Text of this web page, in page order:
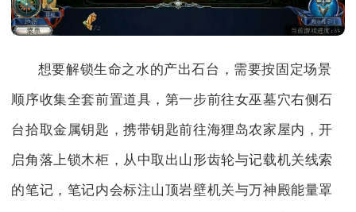
想要解锁生命之水的产出石台，需要按固定场景
顺序收集全套前置道具，第一步前往女巫墓穴右侧石
台拾取金属钥匙，携带钥匙前往海狸岛农家屋内，开
启角落上锁木柜，从中取出山形齿轮与记载机关线索
的笔记，笔记内会标注山顶岩壁机关与万神殿能量罩